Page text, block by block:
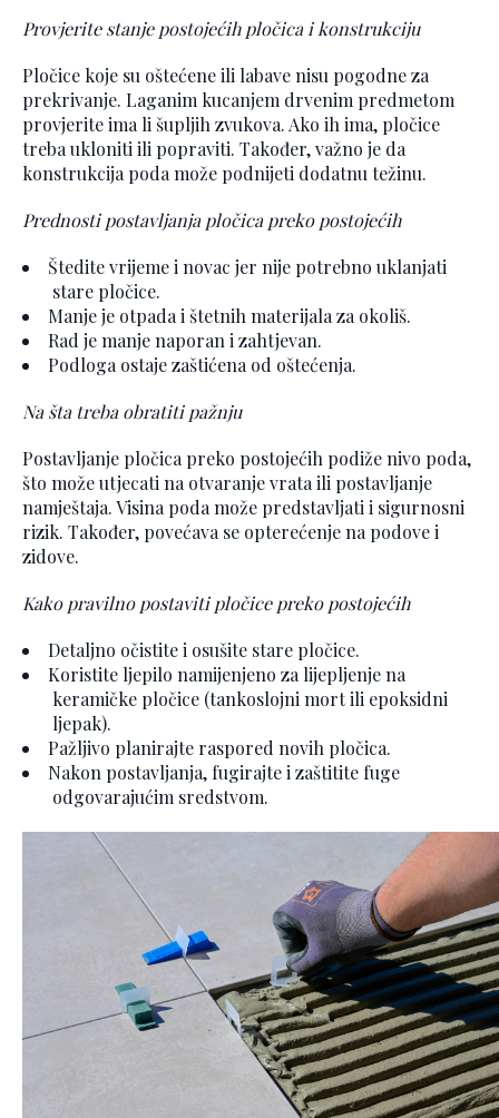
Provjerite stanje postojećih pločica i konstrukciju
Pločice koje su oštećene ili labave nisu pogodne za
prekrivanje. Laganim kucanjem drvenim predmetom
provjerite ima li šupljih zvukova. Ako ih ima, pločice
treba ukloniti ili popraviti. Također, važno je da
konstrukcija poda može podnijeti dodatnu težinu.
Prednosti postavljanja pločica preko postojećih
Štedite vrijeme i novac jer nije potrebno uklanjati
stare pločice.
Manje je otpada i štetnih materijala za okoliš.
Rad je manje naporan i zahtjevan.
Podloga ostaje zaštićena od oštećenja.
Na šta treba obratiti pažnju
Postavljanje pločica preko postojećih podiže nivo poda,
što može utjecati na otvaranje vrata ili postavljanje
namještaja. Visina poda može predstavljati i sigurnosni
rizik. Također, povećava se opterećenje na podove i
zidove.
Kako pravilno postaviti pločice preko postojećih
Detaljno očistite i osušite stare pločice.
Koristite ljepilo namijenjeno za lijepljenje na
keramičke pločice (tankoslojni mort ili epoksidni
ljepak).
Pažljivo planirajte raspored novih pločica.
Nakon postavljanja, fugirajte i zaštitite fuge
odgovarajućim sredstvom.